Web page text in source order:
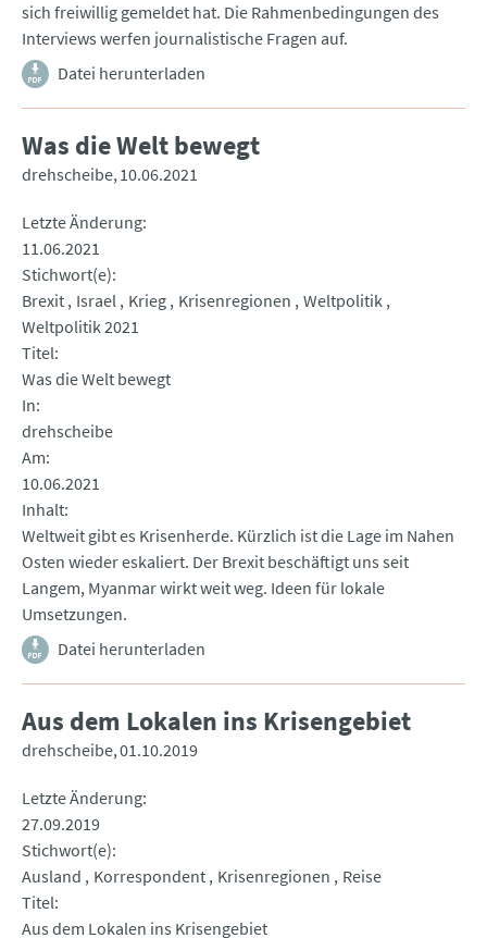
sich freiwillig gemeldet hat. Die Rahmenbedingungen des
Interviews werfen journalistische Fragen auf.
Datei herunterladen
Was die Welt bewegt
drehscheibe 10.06.2021
Letzte Änderung
11.06.2021
Stichwort(e)
Brexit Israel Krieg Krisenregionen Weltpolitik
Weltpolitik 2021
Titel
Was die Welt bewegt
In
drehscheibe
Am
10.06.2021
Inhalt
Weltweit gibt es Krisenherde. Kürzlich ist die Lage im Nahen
Osten wieder eskaliert. Der Brexit beschäftigt uns seit
Langem, Myanmar wirkt weit weg. Ideen für lokale
Umsetzungen.
Datei herunterladen
Aus dem Lokalen ins Krisengebiet
drehscheibe 01.10.2019
Letzte Änderung
27.09.2019
Stichwort(e)
Ausland
Korrespondent Krisenregionen
Reise
Titel
Aus dem Lokalen ins Krisengebiet